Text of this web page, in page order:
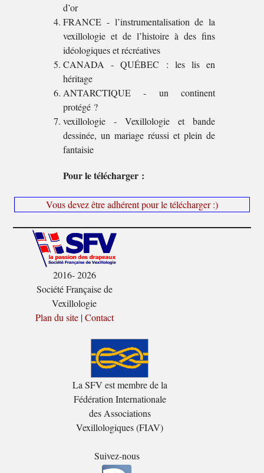
d’or
FRANCE - l’instrumentalisation de la
vexillologie et de l’histoire à des fins
idéologiques et récréatives
CANADA - QUÉBEC : les lis en
héritage
ANTARCTIQUE - un continent
protégé ?
vexillologie - Vexillologie et bande
dessinée, un mariage réussi et plein de
fantaisie
Pour le télécharger :
Vous devez être adhérent pour le télécharger :)
2016- 2026
Société Française de
Vexillologie
Plan du site|Contact
La SFV est membre de la
Fédération Internationale
des Associations
Vexillologiques (FIAV)
Suivez-nous